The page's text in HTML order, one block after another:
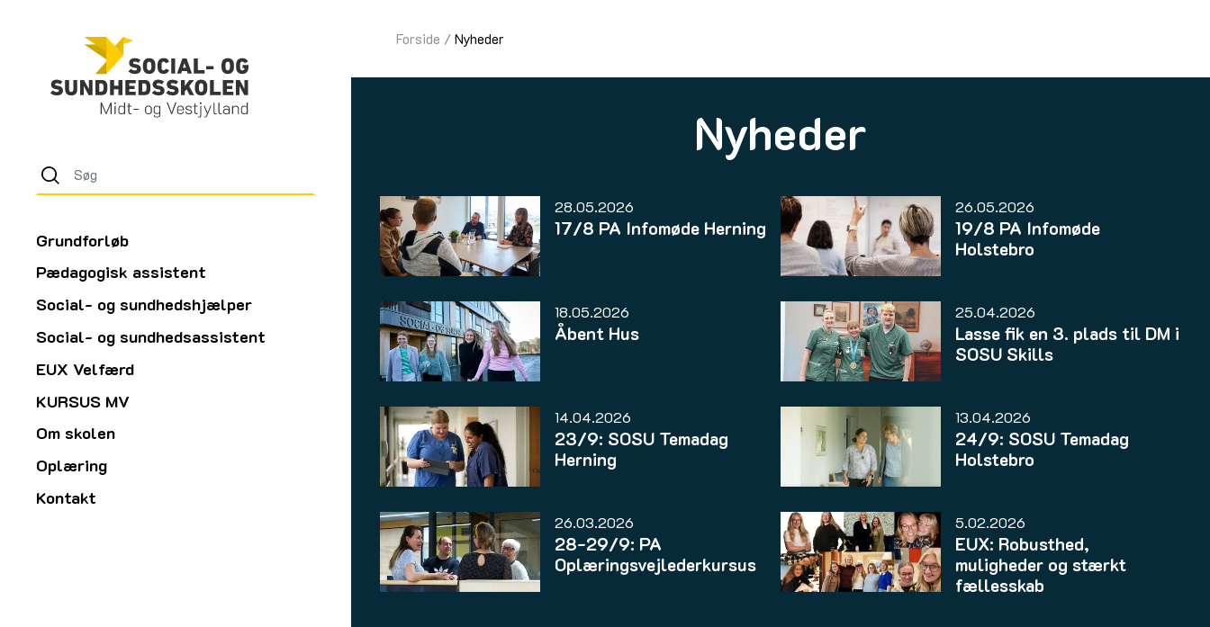
Grundforløb
Pædagogisk assistent
Social- og sundhedshjælper
Social- og sundhedsassistent
EUX Velfærd
KURSUS MV
Om skolen
Oplæring
Kontakt
Forside Nyheder
Nyheder
28.05.2026
17/8 PA Infomøde Herning
26.05.2026
19/8 PA Infomøde
Holstebro
18.05.2026
Åbent Hus
25.04.2026
Lasse fik en 3. plads til DM i
SOSU Skills
14.04.2026
23/9: SOSU Temadag
Herning
13.04.2026
24/9: SOSU Temadag
Holstebro
26.03.2026
28-29/9: PA
Oplæringsvejlederkursus
5.02.2026
EUX: Robusthed,
muligheder og stærkt
fællesskab